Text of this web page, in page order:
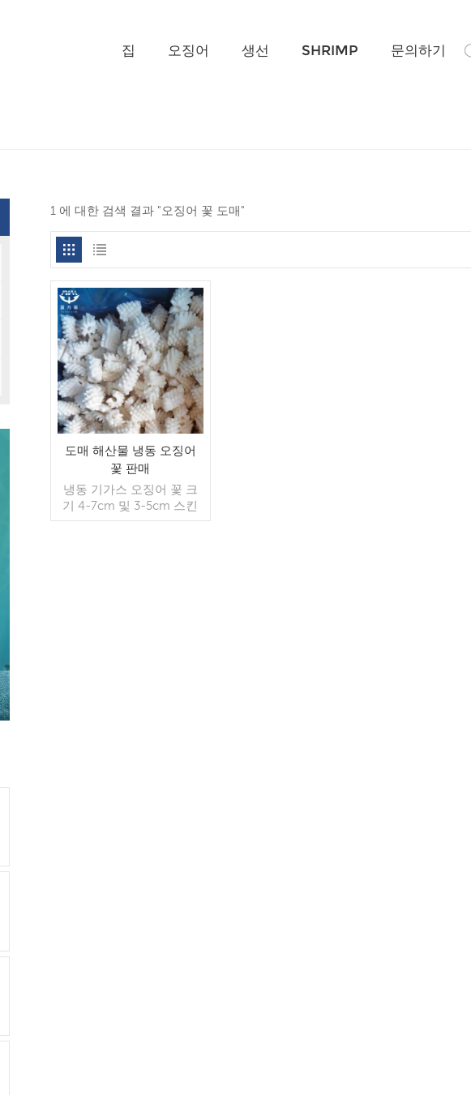
집 오징어 생선 SHRIMP 문의하기
1 에 대한 검색 결과 "오징어 꽃 도매"
도매 해산물 냉동 오징어
꽃 판매
냉동 기가스 오징어 꽃 크
기 4-7cm 및 3-5cm 스킨
리스, 세척, 화학 처리 여부.